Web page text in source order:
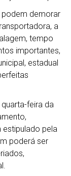
podem demorar
a
tempo
importantes,
estadual
feira da
estipulado pela
poderá ser